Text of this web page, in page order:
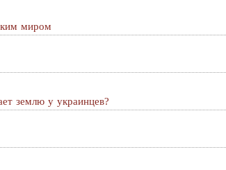
миром
землю у украинцев?